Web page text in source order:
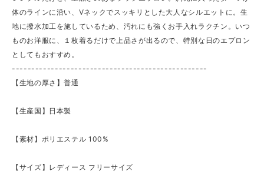
体のラインに沿い、Vネックでスッキリとした大人なシルエットに。生
地に撥水加工を施しているため、汚れにも強くお手入れラクチン。いつ
ものお洋服に、１枚着るだけで上品さが出るので、特別な日のエプロン
としてもおすすめ。
--------------------------------------------------
【生地の厚さ】普通
【生産国】日本製
【素材】ポリエステル 100%
【サイズ】レディース フリーサイズ